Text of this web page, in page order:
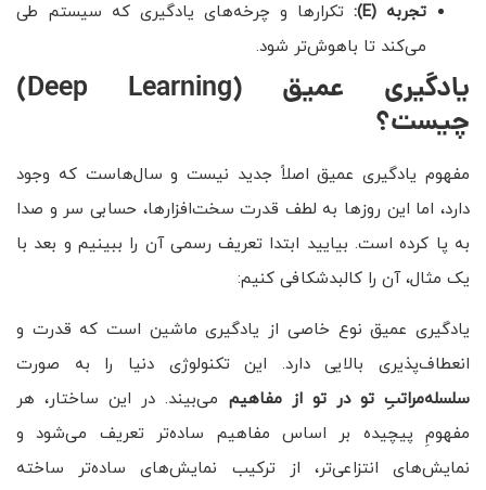
تجربه (E)
: تکرارها و چرخه‌های یادگیری که سیستم طی
می‌کند تا باهوش‌تر شود.
یادگیری عمیق (Deep Learning)
چیست؟
مفهوم یادگیری عمیق اصلاً جدید نیست و سال‌هاست که وجود
دارد، اما این روزها به لطف قدرت سخت‌افزارها، حسابی سر و صدا
به پا کرده است. بیایید ابتدا تعریف رسمی آن را ببینیم و بعد با
یک مثال، آن را کالبدشکافی کنیم:
یادگیری عمیق نوع خاصی از یادگیری ماشین است که قدرت و
انعطاف‌پذیری بالایی دارد. این تکنولوژی دنیا را به صورت
سلسله‌مراتبِ تو در تو از مفاهیم می‌بیند. در این ساختار، هر
مفهومِ پیچیده بر اساس مفاهیم ساده‌تر تعریف می‌شود و
نمایش‌های انتزاعی‌تر، از ترکیب نمایش‌های ساده‌تر ساخته